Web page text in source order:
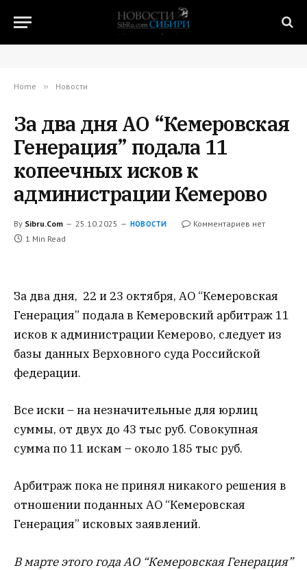
Home » Новости
За два дня АО “Кемеровская
Генерация” подала 11
копеечных исков к
администрации Кемерово
By Sibru.Com 25.10.2025 НОВОСТИ
Комментариев нет
1 Min Read
За два дня, 22 и 23 октября, АО “Кемеровская
Генерация” подала в Кемеровский арбитраж 11
исков к администрации Кемерово, следует из
базы данных Верховного суда Российской
федерации.
Все иски – на незначительные для юрлиц
суммы, от двух до 43 тыс руб. Совокупная
сумма по 11 искам – около 185 тыс руб.
Арбитраж пока не принял никакого решения в
отношении поданных АО “Кемеровская
Генерация” исковых заявлений.
В марте этого года АО “Кемеровская Генерация”